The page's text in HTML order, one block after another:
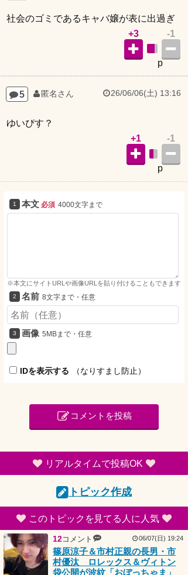
社会のゴミであるキャバ嬢が表に出過ぎ
-1
p
+3
5 匿名さん 26/06/06(土) 13:16
ゆいぴす？
-1
p
+1
本文 必須 4000文字まで
※本文にサイトURLや画像URLを貼り付けることもできます
名前 8文字まで・任意
画像 5MBまで・任意
IDを表示する （なりすまし防止）
コメントを投稿
リアルタイムで投稿OK
トピック作成
このトピックを見てる人に人気
12 コメント
篠原涼子＆市村正親の長男・市
村優汰 ロレックス＆ヴィトン
袋公開が波紋「おぼっちゃま」